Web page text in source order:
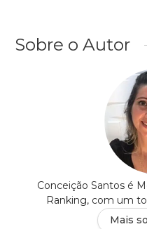
Sobre o Autor
Conceição Santos é
Ranking, com um
Mais